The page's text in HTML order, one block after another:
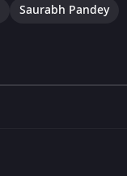
Saurabh Pandey